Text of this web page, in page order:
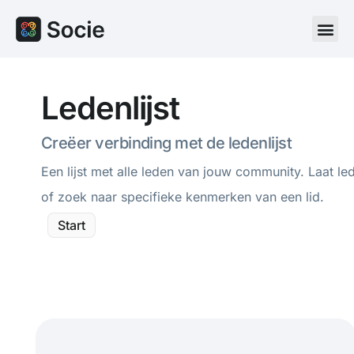
Start
Ledenlijst
Creëer verbinding met de ledenlijst
Een lijst met alle leden van jouw community. Laat
of zoek naar specifieke kenmerken van een lid.